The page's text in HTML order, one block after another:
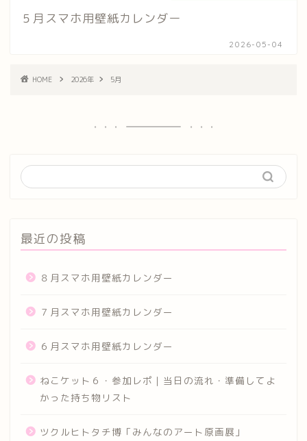
５月スマホ用壁紙カレンダー
2026-05-04
HOME 2026年 5月
最近の投稿
８月スマホ用壁紙カレンダー
７月スマホ用壁紙カレンダー
６月スマホ用壁紙カレンダー
ねこケット６・参加レポ｜当日の流れ・準備してよ
かった持ち物リスト
ツクルヒトタチ博「みんなのアート原画展」